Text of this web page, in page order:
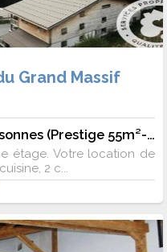
Grand Massif
Appartement 3 pièces 6 personnes (Prestige 55m²-2)
étage. Votre location de
2 c...